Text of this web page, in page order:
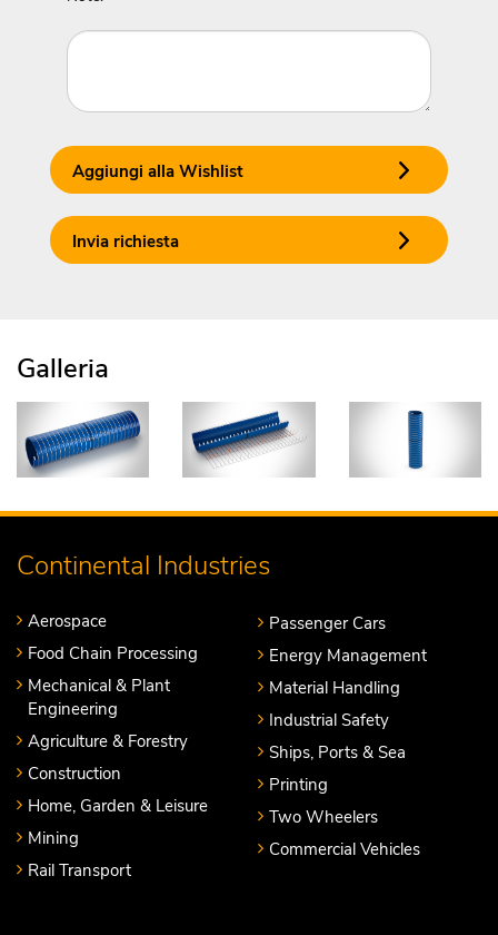
Aggiungi alla Wishlist
Invia richiesta
Galleria
Continental Industries
Aerospace
Food Chain Processing
Mechanical & Plant
Engineering
Agriculture & Forestry
Construction
Home, Garden & Leisure
Mining
Rail Transport
Passenger Cars
Energy Management
Material Handling
Industrial Safety
Ships, Ports & Sea
Printing
Two Wheelers
Commercial Vehicles